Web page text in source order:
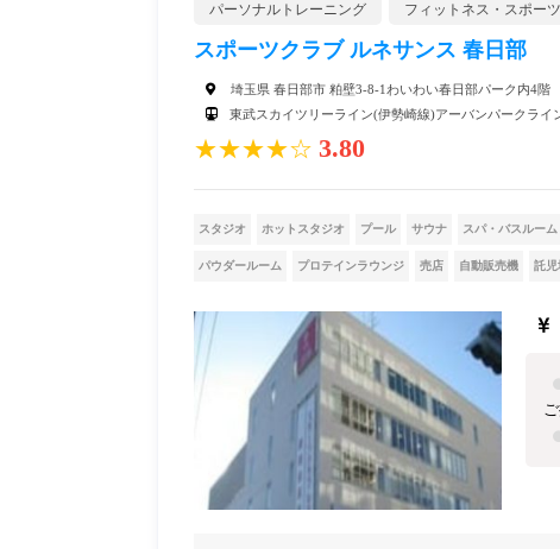
パーソナルトレーニング フィットネス・スポーツ
スポーツクラブ ルネサンス 春日部
埼玉県 春日部市 粕壁3-8-1わいわい春日部パーク内4階
東武スカイツリーライン(伊勢崎線)アーバンパークラ
★★★★☆ 3.80
スタジオ ホットスタジオ プール サウナ スパ・バスルーム
パウダールーム プロテインラウンジ 売店 自動販売機 託児